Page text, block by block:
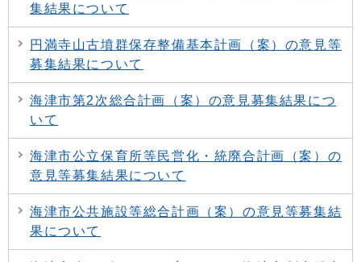
集結果について
円満寺山古墳群保存整備基本計画（案）の意見等
募集結果について
海津市第2次総合計画（案）の意見募集結果につ
いて
海津市公立保育所等民営化・統廃合計画（案）の
意見等募集結果について
海津市公共施設等総合計画（案）の意見等募集結
果について